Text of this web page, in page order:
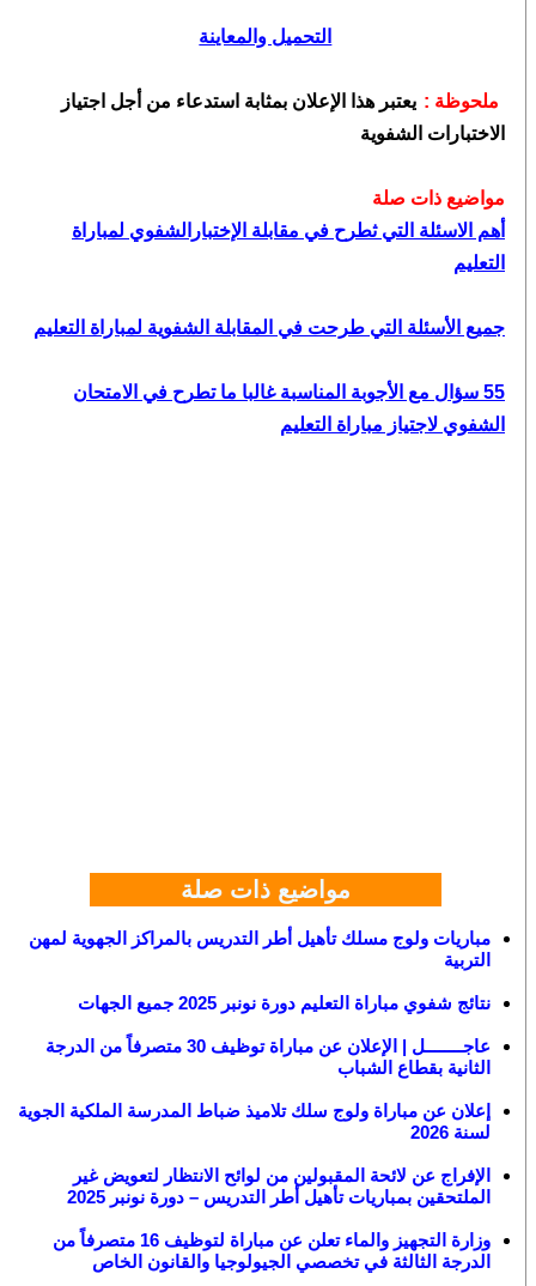
التحميل والمعاينة
ملحوظة : يعتبر هذا الإعلان بمثابة استدعاء من أجل اجتياز
الاختبارات الشفوية
مواضيع ذات صلة
أهم الاسئلة التي ثطرح في مقابلة الإختبارالشفوي لمباراة
التعليم
جميع الأسئلة التي طرحت في المقابلة الشفوية لمباراة التعليم
55 سؤال مع الأجوبة المناسبة غالبا ما تطرح في الامتحان
الشفوي لاجتياز مباراة التعليم
مواضيع ذات صلة
مباريات ولوج مسلك تأهيل أطر التدريس بالمراكز الجهوية لمهن
التربية
نتائج شفوي مباراة التعليم دورة نونبر 2025 جميع الجهات
عاجــــــــل | الإعلان عن مباراة توظيف 30 متصرفاً من الدرجة
الثانية بقطاع الشباب
إعلان عن مباراة ولوج سلك تلاميذ ضباط المدرسة الملكية الجوية
لسنة 2026
الإفراج عن لائحة المقبولين من لوائح الانتظار لتعويض غير
الملتحقين بمباريات تأهيل أطر التدريس – دورة نونبر 2025
وزارة التجهيز والماء تعلن عن مباراة لتوظيف 16 متصرفاً من
الدرجة الثالثة في تخصصي الجيولوجيا والقانون الخاص